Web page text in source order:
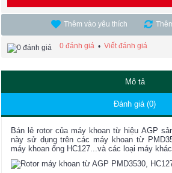
Thêm vào yêu thích
0 đánh giá • Viết đánh giá
Mô tả
Đánh giá (0)
Bán lẻ rotor của máy khoan từ hiệu AGP
này sử dụng trên các máy khoan từ
máy khoan ống HC127...và các loại máy